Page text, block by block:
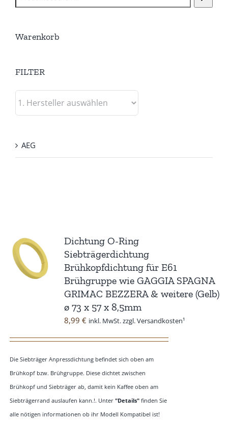
Dichtung O-Ring
Siebträgerdichtung
Brühkopfdichtung für E61
Brühgruppe wie GAGGIA SPAGNA
GRIMAC BEZZERA & weitere (Gelb)
ø 73 x 57 x 8,5mm
8,99 € inkl. MwSt. zzgl. Versandkosten¹
Die Siebträger Anpressdichtung befindet sich oben am
Brühkopf bzw. Brühgruppe. Diese dichtet zwischen
Brühkopf und Siebträger ab, damit kein Kaffee oben am
Siebträgerrand auslaufen kann.!. Unter "Details"finden Sie
alle nötigen informationen ob ihr Modell Kompatibel ist!
Warenkorb
FILTER
AEG